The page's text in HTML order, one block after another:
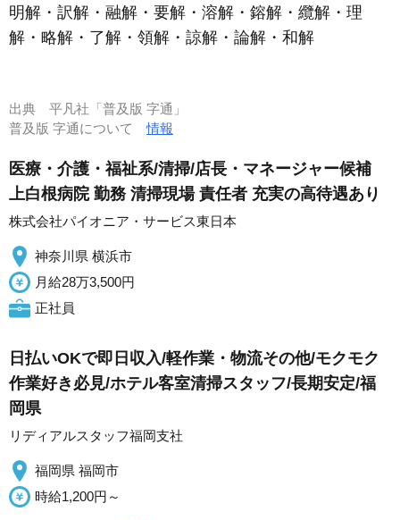
明解・訳解・融解・要解・溶解・鎔解・纜解・理
解・略解・了解・領解・諒解・論解・和解
出典 平凡社「普及版 字通」
普及版 字通について情報
医療・介護・福祉系/清掃/店長・マネージャー候補
上白根病院 勤務 清掃現場 責任者 充実の高待遇あり
株式会社パイオニア・サービス東日本
神奈川県 横浜市
月給28万3,500円
正社員
日払いOKで即日収入/軽作業・物流その他/モクモク
作業好き必見/ホテル客室清掃スタッフ/長期安定/福
岡県
リディアルスタッフ福岡支社
福岡県 福岡市
時給1,200円～